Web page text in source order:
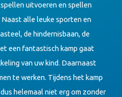
uitvoeren en spellen
alle leuke sporten en
de hindernisbaan, de
een fantastisch kamp gaat
van uw kind. Daarnaast
te werken. Tijdens het kamp
helemaal niet erg om zonder